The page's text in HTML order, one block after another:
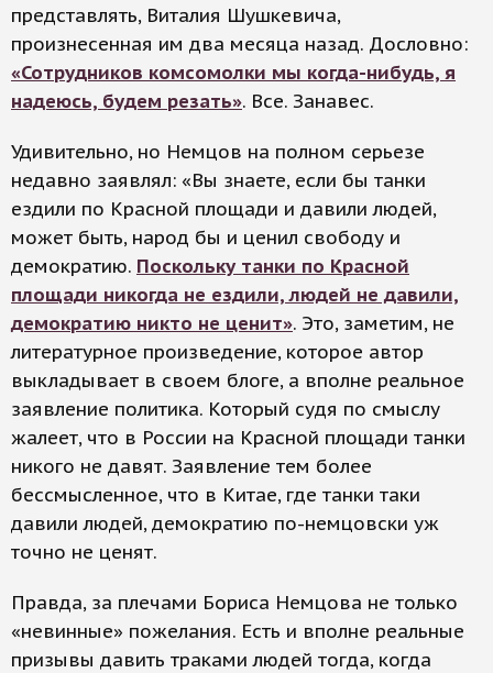
представлять, Виталия Шушкевича,
произнесенная им два месяца назад. Дословно:
«Сотрудников комсомолки мы когда-нибудь, я
надеюсь, будем резать». Все. Занавес.
Удивительно, но Немцов на полном серьезе
недавно заявлял: «Вы знаете, если бы танки
ездили по Красной площади и давили людей,
может быть, народ бы и ценил свободу и
демократию. Поскольку танки по Красной
площади никогда не ездили, людей не давили,
демократию никто не ценит». Это, заметим, не
литературное произведение, которое автор
выкладывает в своем блоге, а вполне реальное
заявление политика. Который судя по смыслу
жалеет, что в России на Красной площади танки
никого не давят. Заявление тем более
бессмысленное, что в Китае, где танки таки
давили людей, демократию по-немцовски уж
точно не ценят.
Правда, за плечами Бориса Немцова не только
«невинные» пожелания. Есть и вполне реальные
призывы давить траками людей тогда, когда